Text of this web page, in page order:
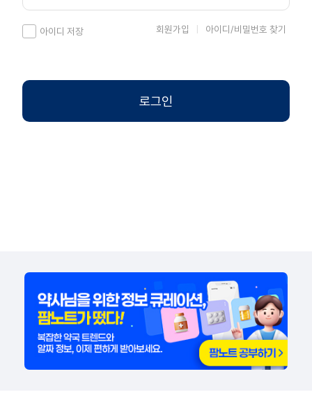
아이디 저장 회원가입 아이디/비밀번호 찾기
로그인